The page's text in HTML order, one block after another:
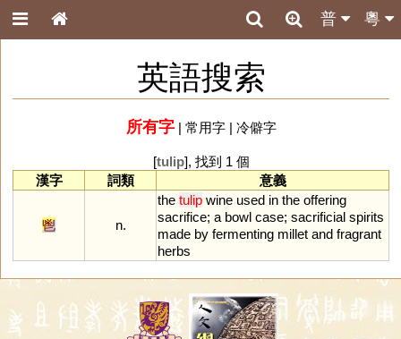
粵
普
英語搜索
所有字| 常用字| 冷僻字
[tulip], 找到 1 個
漢字
詞類 意義
鬯 n.
the tulip wine used in the offering
sacrifice; a bowl case; sacrificial spirits
made by fermenting millet and fragrant
herbs